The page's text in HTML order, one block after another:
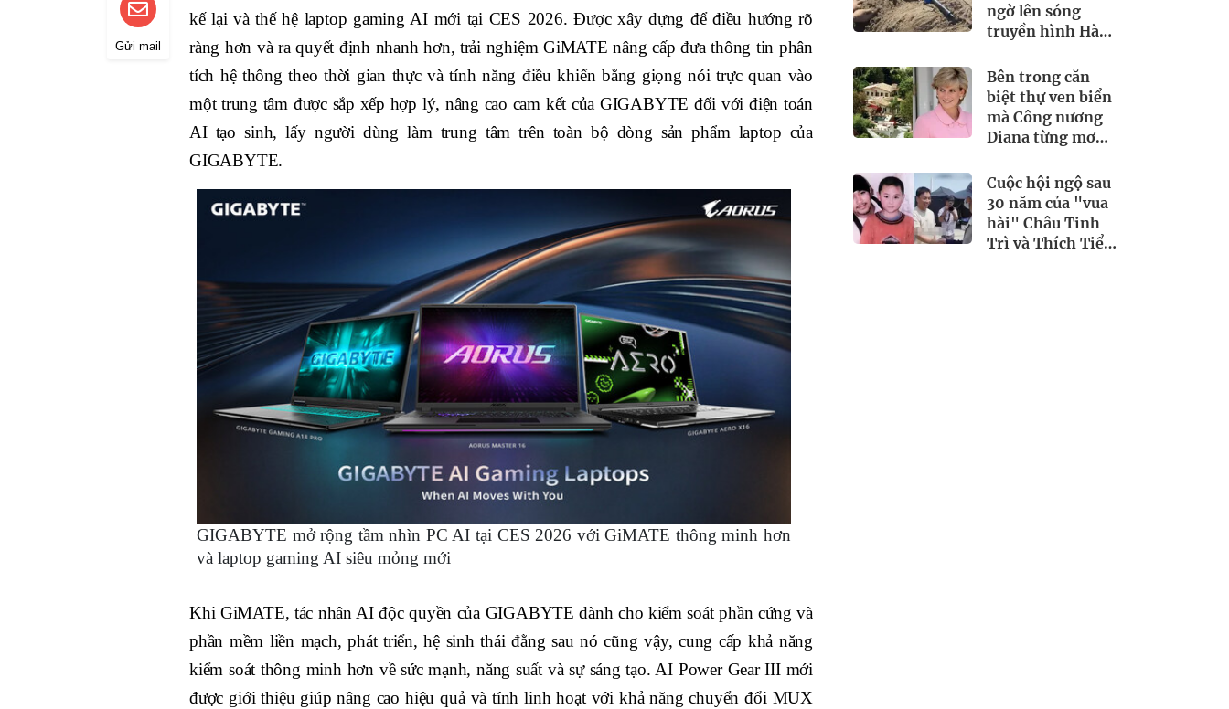
Gửi mail
kế lại và thế hệ laptop gaming AI mới tại CES 2026. Được xây dựng để điều hướng rõ
ràng hơn và ra quyết định nhanh hơn, trải nghiệm GiMATE nâng cấp đưa thông tin phân
tích hệ thống theo thời gian thực và tính năng điều khiển bằng giọng nói trực quan vào
một trung tâm được sắp xếp hợp lý, nâng cao cam kết của GIGABYTE đối với điện toán
AI tạo sinh, lấy người dùng làm trung tâm trên toàn bộ dòng sản phẩm laptop của
GIGABYTE.
GIGABYTE mở rộng tầm nhìn PC AI tại CES 2026 với GiMATE thông minh hơn
và laptop gaming AI siêu mỏng mới
Khi GiMATE, tác nhân AI độc quyền của GIGABYTE dành cho kiểm soát phần cứng và
phần mềm liền mạch, phát triển, hệ sinh thái đằng sau nó cũng vậy, cung cấp khả năng
kiểm soát thông minh hơn về sức mạnh, năng suất và sự sáng tạo. AI Power Gear III mới
được giới thiệu giúp nâng cao hiệu quả và tính linh hoạt với khả năng chuyển đổi MUX
ngờ lên sóng
truyền hình Hàn
Bên trong căn
biệt thự ven biển
mà Công nương
Diana từng mơ
mới" trước khi
qua đời vài tháng
Cuộc hội ngộ sau
30 năm của "vua
hài" Châu Tinh
Trì và Thích Tiểu